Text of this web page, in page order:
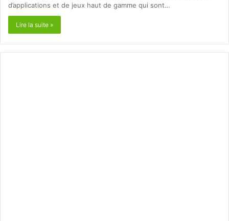
d’applications et de jeux haut de gamme qui sont…
Lire la suite »